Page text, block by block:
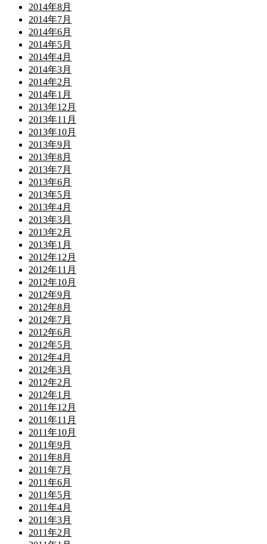
2014年8月
2014年7月
2014年6月
2014年5月
2014年4月
2014年3月
2014年2月
2014年1月
2013年12月
2013年11月
2013年10月
2013年9月
2013年8月
2013年7月
2013年6月
2013年5月
2013年4月
2013年3月
2013年2月
2013年1月
2012年12月
2012年11月
2012年10月
2012年9月
2012年8月
2012年7月
2012年6月
2012年5月
2012年4月
2012年3月
2012年2月
2012年1月
2011年12月
2011年11月
2011年10月
2011年9月
2011年8月
2011年7月
2011年6月
2011年5月
2011年4月
2011年3月
2011年2月